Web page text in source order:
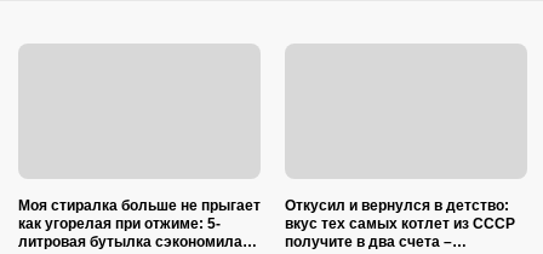
Моя стиралка больше не прыгает
как угорелая при отжиме: 5-
литровая бутылка сэкономила
Откусил и вернулся в детство:
вкус тех самых котлет из СССР
получите в два счета –